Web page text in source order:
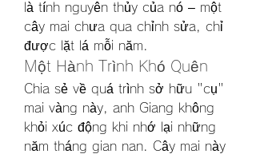
là tính nguyên thủy của nó – một
cây mai chưa qua chỉnh sửa, chỉ
được lặt lá mỗi năm.
Một Hành Trình Khó Quên
Chia sẻ về quá trình sở hữu "cụ"
mai vàng này, anh Giang không
khỏi xúc động khi nhớ lại những
năm tháng gian nan. Cây mai này